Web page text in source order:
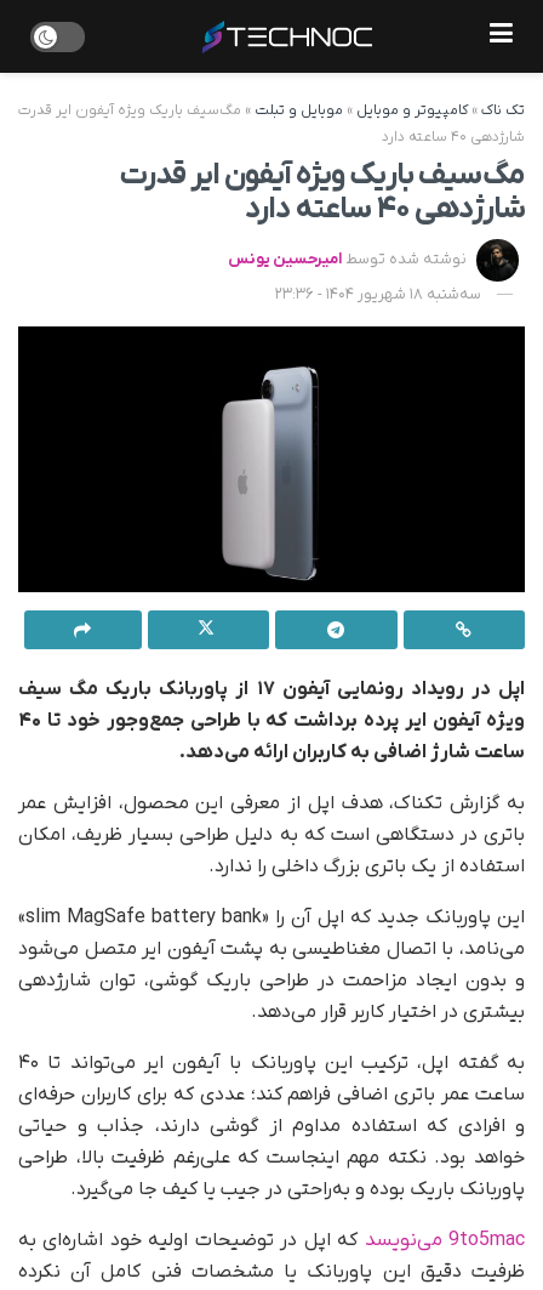
تک ناک»کامپیوتر و موبایل » موبایل و تبلت » مگ‌سیف باریک ویژه آیفون ایر قدرت
شارژدهی ۴۰ ساعته دارد
مگ‌سیف باریک ویژه آیفون ایر قدرت
شارژدهی ۴۰ ساعته دارد
نوشته شده توسط امیرحسین یونس
سه‌شنبه 18 شهریور 1404 - 23:36
اپل در رویداد رونمایی آیفون ۱۷ از پاوربانک باریک مگ سیف
ویژه آیفون ایر پرده برداشت که با طراحی جمع‌وجور خود تا ۴۰
ساعت شارژ اضافی به کاربران ارائه می‌دهد.
به گزارش تکناک، هدف اپل از معرفی این محصول، افزایش عمر
باتری در دستگاهی است که به دلیل طراحی بسیار ظریف، امکان
استفاده از یک باتری بزرگ داخلی را ندارد.
این پاوربانک جدید که اپل آن را «slim MagSafe battery bank»
می‌نامد، با اتصال مغناطیسی به پشت آیفون ایر متصل می‌شود
و بدون ایجاد مزاحمت در طراحی باریک گوشی، توان شارژدهی
بیشتری در اختیار کاربر قرار می‌دهد.
به گفته اپل، ترکیب این پاوربانک با آیفون ایر می‌تواند تا ۴۰
ساعت عمر باتری اضافی فراهم کند؛ عددی که برای کاربران حرفه‌ای
و افرادی که استفاده مداوم از گوشی دارند، جذاب و حیاتی
خواهد بود. نکته مهم اینجاست که علی‌رغم ظرفیت بالا، طراحی
پاوربانک باریک بوده و به‌راحتی در جیب یا کیف جا می‌گیرد.
9to5mac می‌نویسد
که اپل در توضیحات اولیه خود اشاره‌ای به
ظرفیت دقیق این پاوربانک یا مشخصات فنی کامل آن نکرده